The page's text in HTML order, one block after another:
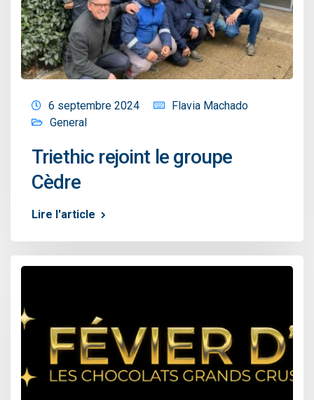
6 septembre 2024
Flavia Machado
General
Triethic rejoint le groupe
Cèdre
Lire l'article